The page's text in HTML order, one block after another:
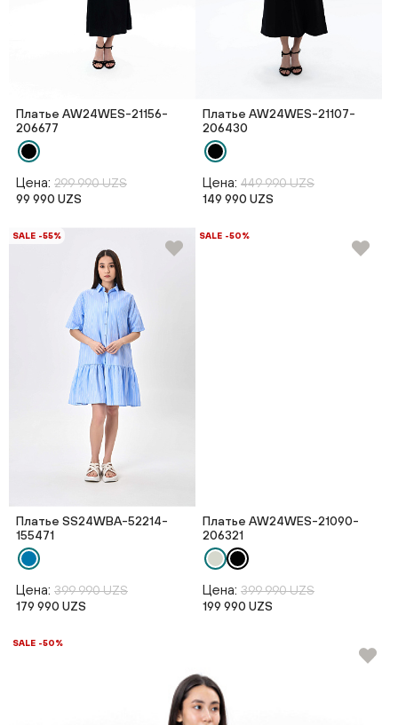
Платье AW24WES-21156-
206677
Цена: 299 990 UZS
99 990 UZS
Платье AW24WES-21107-
206430
Цена: 449 990 UZS
149 990 UZS
SALE -55%
Платье SS24WBA-52214-
155471
Цена: 399 990 UZS
179 990 UZS
SALE -50%
Платье AW24WES-21090-
206321
Цена: 399 990 UZS
199 990 UZS
SALE -50%